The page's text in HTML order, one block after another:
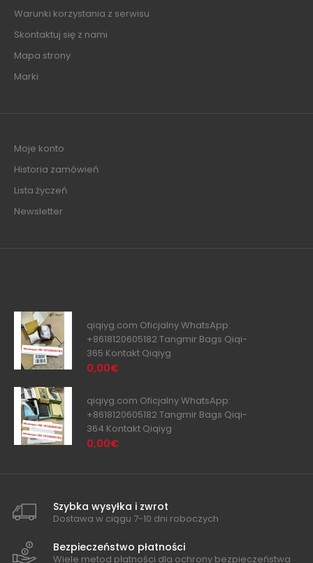
Warunki korzystania z serwisu
Skontaktuj się z nami
Mapa strony
Marki
Moje konto
Historia zamówień
Lista życzeń
Newsletter
qiqiyg.com Oficjalny WhatsApp:
+8618120605182 Tangmir Bags Qiqi-
365 Kontakt Qiqiyg
0,00€
qiqiyg.com Oficjalny WhatsApp:
+8618120605182 Tangmir Bags Qiqi-
364 Kontakt Qiqiyg
0,00€
Szybka wysyłka i zwrot
Dostawa w ciągu 7-10 dni roboczych
Bezpieczeństwo płatności
Wiele metod płatności dla ochrony bezpieczeństwa